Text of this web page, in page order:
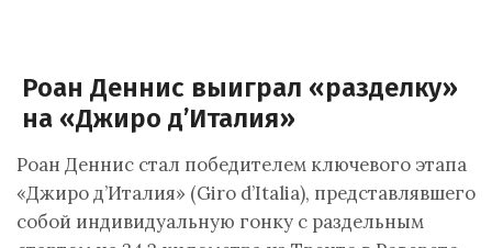
Роан Деннис выиграл «разделку»
на «Джиро д’Италия»
Роан Деннис стал победителем ключевого этапа
«Джиро д’Италия» (Giro d’Italia), представлявшего
собой индивидуальную гонку с раздельным